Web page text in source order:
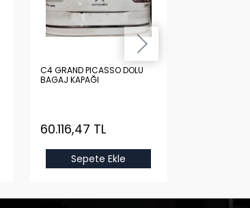
C4 GRAND PICASSO DOLU
BAGAJ KAPAĞI
60.116,47 TL
Sepete Ekle